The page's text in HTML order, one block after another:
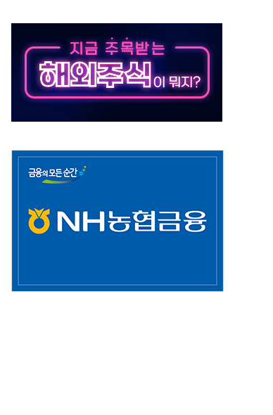
란불'
자처…보완수사권 폐지해도 되나"
약 첫날 1만대 넘었다
억원…전년 比 45.7% 축소